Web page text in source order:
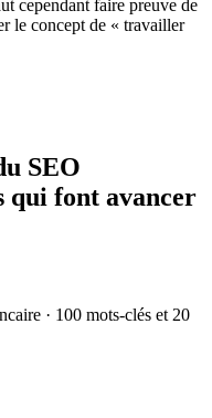
cependant faire preuve de
le concept de « travailler
SEO
qui font avancer
· 100 mots-clés et 20